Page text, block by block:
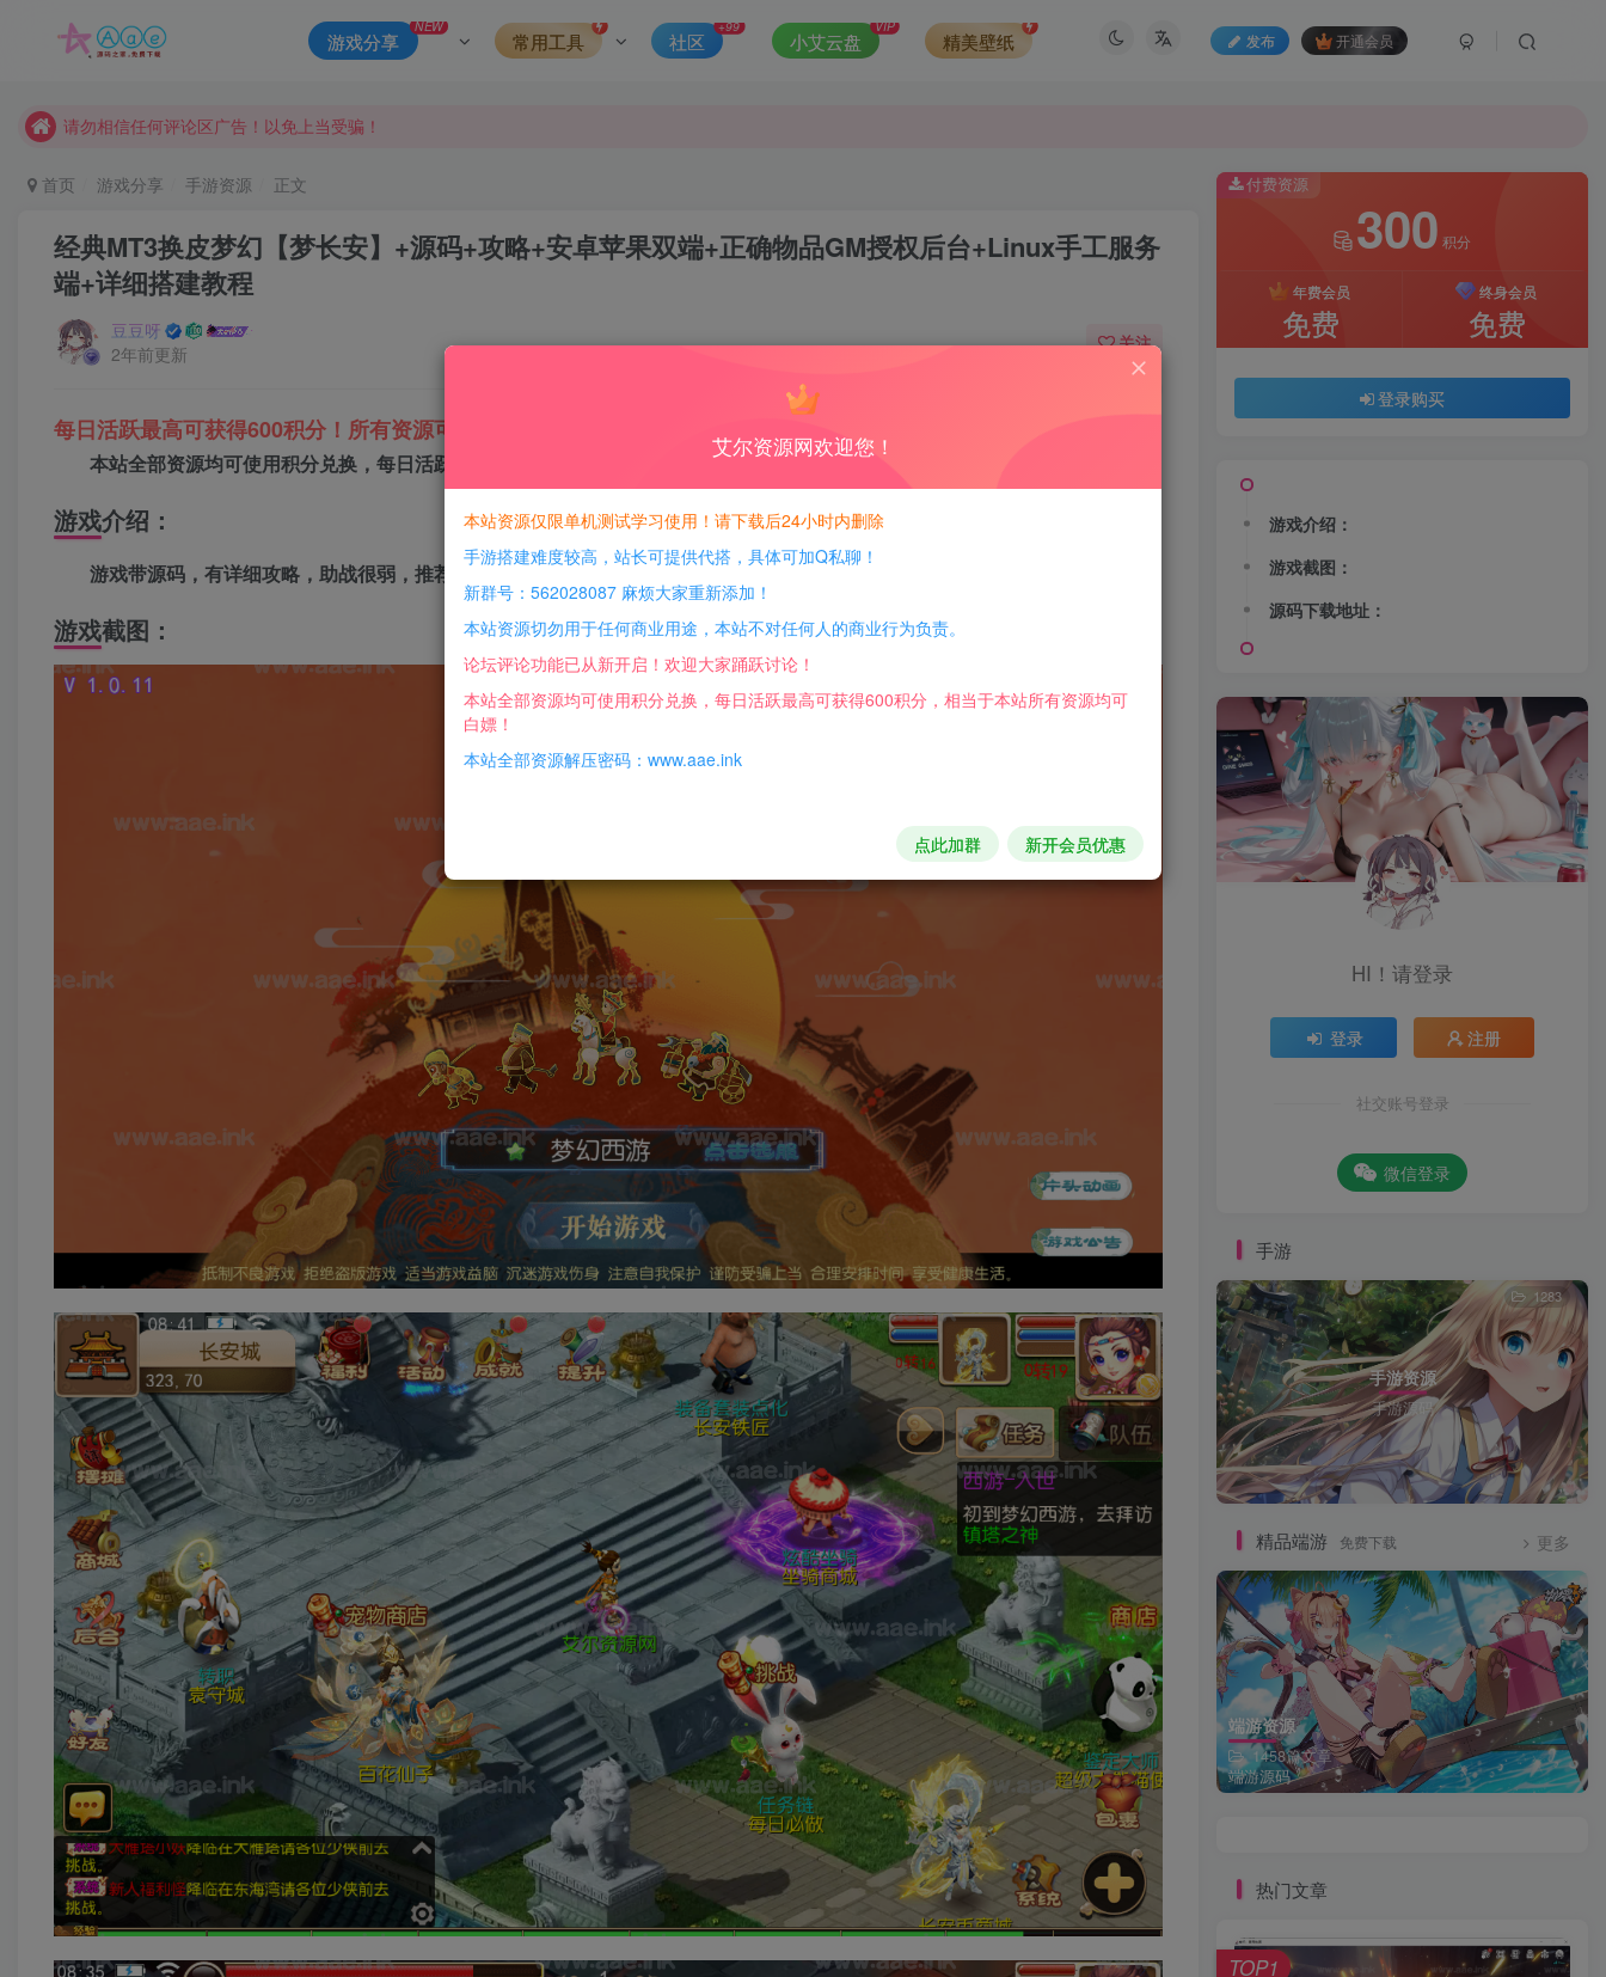
发布 开通会员
游戏分享
NEW
常用工具 社区
+99
小艾云盘
VIP
精美壁纸
现在赞助会员享受专属折扣，详情点击此条公告。
本网站的文章部分内容可能来源于网络，仅供大家学习与参考，如有侵权，请联系站长QQ466107887进行删除处理。
首页 游戏分享 手游资源 正文
经典MT3换皮梦幻【梦长安】+源码+攻略+安卓苹果双端+正确物品GM授权后台+Linux手工服务
端+详细搭建教程
豆豆呀
2年前更新
关注
每日活跃最高可获得600积分！所有资源可以使用积分免费兑换！
本站全部资源均可使用积分兑换，每日活跃最高可获得600积分，相当于本站所有资源均可白嫖！
游戏介绍：
游戏带源码，有详细攻略，助战很弱，推荐多人一起玩！
游戏截图：
付费资源
300 积分
年费会员
免费
终身会员
免费
登录购买
游戏介绍：
游戏截图：
源码下载地址：
HI！请登录
登录 注册
社交账号登录
微信登录
手游
手游资源
手游源码
1283
精品端游 免费下载 更多
端游资源
1458篇文章
端游源码
热门文章
TOP1
艾尔资源网欢迎您！
本站资源仅限单机测试学习使用！请下载后24小时内删除
手游搭建难度较高，站长可提供代搭，具体可加Q私聊！
新群号：562028087 麻烦大家重新添加！
本站资源切勿用于任何商业用途，本站不对任何人的商业行为负责。
论坛评论功能已从新开启！欢迎大家踊跃讨论！
本站全部资源均可使用积分兑换，每日活跃最高可获得600积分，相当于本站所有资源均可
白嫖！
本站全部资源解压密码：www.aae.ink
点此加群 新开会员优惠